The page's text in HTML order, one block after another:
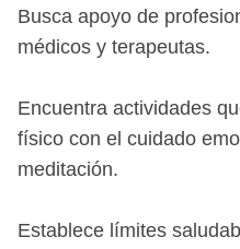
Busca apoyo de
médicos y terapeutas.
Encuentra actividades
físico con el cuidado
meditación.
Establece límites